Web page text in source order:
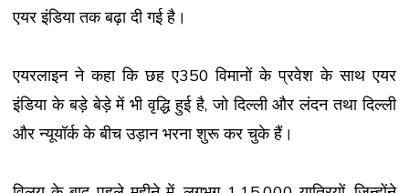
एयर इंडिया तक बढ़ा दी गई है।
एयरलाइन ने कहा कि छह ए350 विमानों के प्रवेश के साथ एयर
इंडिया के बड़े बेड़े में भी वृद्धि हुई है, जो दिल्ली और लंदन तथा दिल्ली
और न्यूयॉर्क के बीच उड़ान भरना शुरू कर चुके हैं।